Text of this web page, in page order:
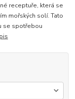
receptuře, která se
mořských solí. Tato
se spotřebou